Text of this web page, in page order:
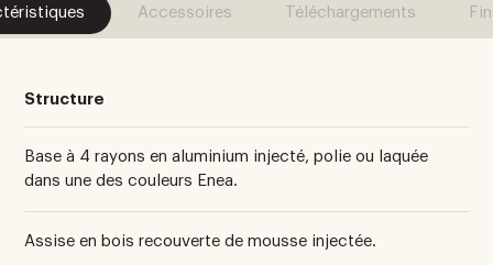
Accessoires Téléchargements
Structure
Base à 4 rayons en aluminium injecté, polie ou laquée
dans une des couleurs Enea.
Assise en bois recouverte de mousse injectée.